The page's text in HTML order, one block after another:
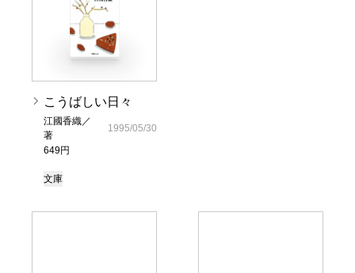
こうばしい日々
江國香織／
著
649円
1995/05/30
文庫